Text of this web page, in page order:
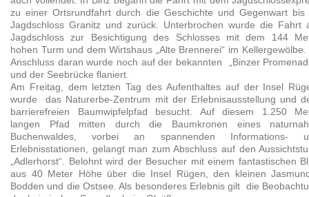
zu einer Ortsrundfahrt durch die Geschichte und Gegenwart bis
Jagdschloss Granitz und zurück. Unterbrochen wurde die Fahrt
Jagdschloss zur Besichtigung des Schlosses mit dem 144
hohen Turm und dem Wirtshaus „Alte Brennerei“ im Kellergewölbe.
Anschluss daran wurde noch auf der bekannten „Binzer
und der Seebrücke flaniert.
Am Freitag, dem letzten Tag des Aufenthaltes auf der Insel
wurde das Naturerbe-Zentrum mit der Erlebnisausstellung und
barrierefreien Baumwipfelpfad besucht. Auf diesem 1.250
langen Pfad mitten durch die Baumkronen eines
Buchenwaldes, vorbei an spannenden Informations-
Erlebnisstationen, gelangt man zum Abschluss auf den
„Adlerhorst“. Belohnt wird der Besucher mit einem fantastischen
aus 40 Meter Höhe über die Insel Rügen, den kleinen
Bodden und die Ostsee. Als besonderes Erlebnis gilt die